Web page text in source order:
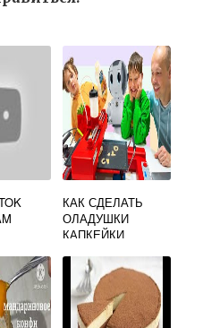
КАК СДЕЛАТЬ
ОЛАДУШКИ
КАПКЕЙКИ